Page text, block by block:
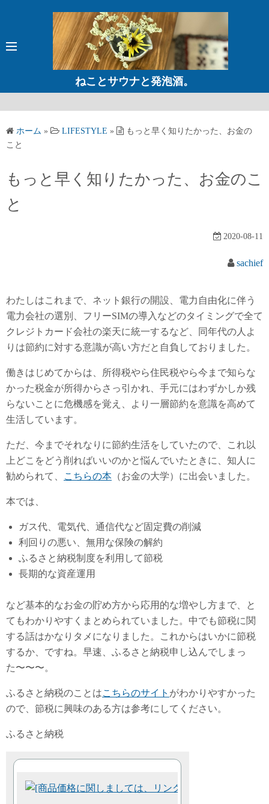
ン
ッ
プ
ねことサウナと発泡酒。
ホーム » LIFESTYLE »
もっと早く知りたかった、お金の
こと
もっと早く知りたかった、お金のこ
と
2020-08-11
sachief
わたしはこれまで、ネット銀行の開設、電力自由化に伴う
電力会社の選別、フリーSIMの導入などのタイミングで全て
クレジトカード会社の楽天に統一するなど、同年代の人よ
りは節約に対する意識が高い方だと自負しておりました。
働きはじめてからは、所得税やら住民税やら今まで知らな
かった税金が所得からさっ引かれ、手元にはわずかしか残
らないことに危機感を覚え、より一層節約を意識を高めて
生活しています。
ただ、今までそれなりに節約生活をしていたので、これ以
上どこをどう削ればいいのかと悩んでいたときに、知人に
勧められて、
こちらの本 （お金の大学）に出会いました。
本では、
ガス代、電気代、通信代など固定費の削減
利回りの悪い、無用な保険の解約
ふるさと納税制度を利用して節税
長期的な資産運用
など基本的なお金の貯め方から応用的な増やし方まで、と
てもわかりやすくまとめられていました。中でも節税に関
する話はかなりタメになりました。これからはいかに節税
するか、ですね。早速、ふるさと納税申し込んでしまっ
た〜〜〜。
ふるさと納税のことはこちらのサイト がわかりやすかった
ので、節税に興味のある方は参考にしてください。
ふるさと納税